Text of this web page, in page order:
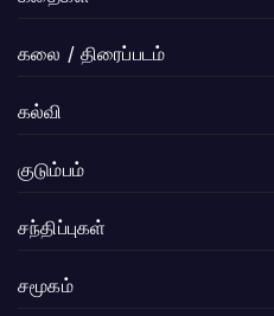
கலை / திரைப்படம்
கல்வி
குடும்பம்
சந்திப்புகள்
சமூகம்